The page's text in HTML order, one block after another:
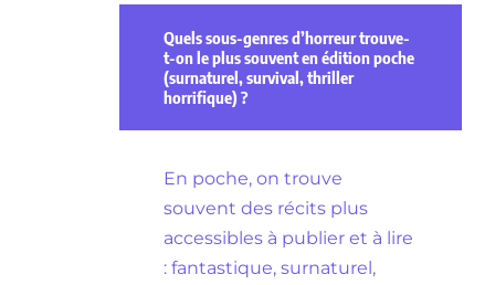
Quels sous-genres d’horreur trouve-
t-on le plus souvent en édition poche
(surnaturel, survival, thriller
horrifique) ?
En poche, on trouve
souvent des récits plus
accessibles à publier et à lire
: fantastique, surnaturel,